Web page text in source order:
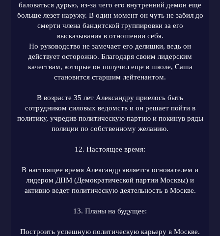
баловаться дурью, из-за чего его внутренний демон еще
больше лезет наружу. В один момент он чуть не забил до
смерти члена бандитской группировки за его
высказывания в отношении себя.
Но руководство не замечает его делишки, ведь он
действует осторожно. Благодаря своим лидерским
качествам, которые он получил еще в школе, Саша
становится старшим лейтенантом.
В возрасте 35 лет Александру приелось быть
сотрудником силовых ведомств и он решает пойти в
политику, учредив политическую партию и покинув ряды
полиции по собственному желанию.
12. Настоящее время:
В настоящее время Александр является основателем и
лидером ДПМ (Демократической партии Москвы) и
активно ведет политическую деятельность в Москве.
13. Планы на будущее:
Построить успешную политическую карьеру в Москве.